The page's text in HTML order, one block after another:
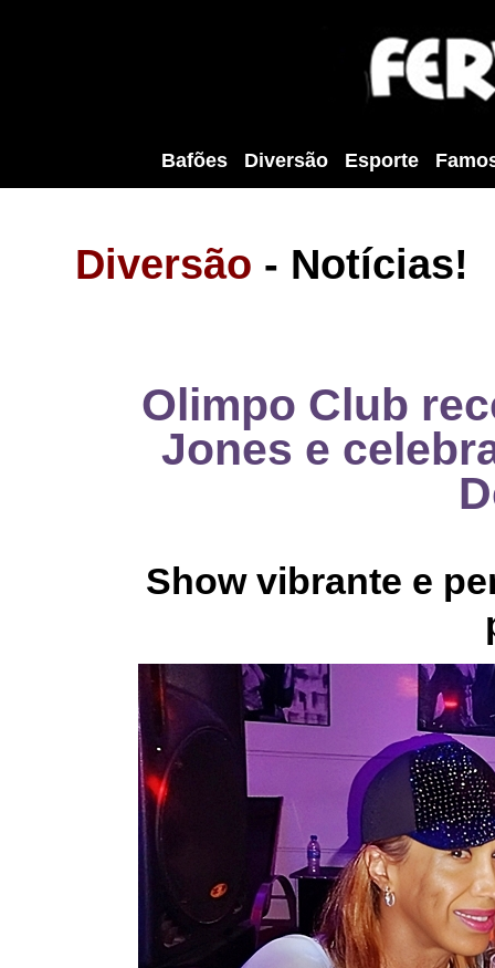
Bafões Diversão Esporte
Diversão - Notícias!
Olimpo Club
Jones e
Show vibrante e